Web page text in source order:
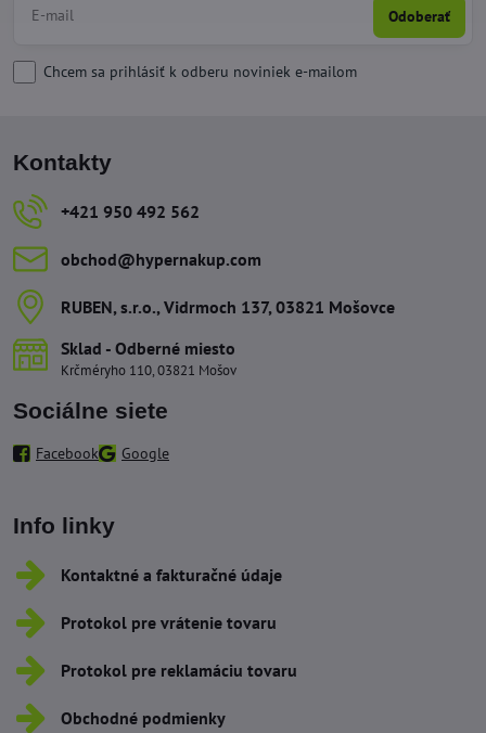
Odoberať
Chcem sa prihlásiť k odberu noviniek e-mailom
Kontakty
+421 950 492 562
obchod​@hypernakup​.com
RUBEN, s​.r​.o​., Vidrmoch 137, 03821 Mošovce
Sklad - Odberné miesto
Krčméryho 110, 03821 Mošov
Sociálne siete
Facebook Google
Info linky
Kontaktné a fakturačné údaje
Protokol pre vrátenie tovaru
Protokol pre reklamáciu tovaru
Obchodné podmienky